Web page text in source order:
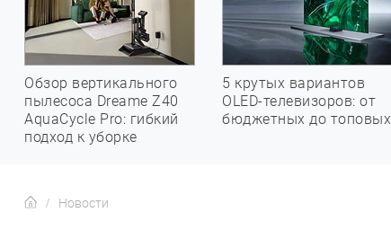
Обзор вертикального
пылесоса Dreame Z40
AquaCycle Pro: гибкий
подход к уборке
5 крутых вариантов
OLED-телевизоров: от
бюджетных до топовых
Новости